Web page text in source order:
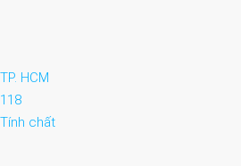
TP. HCM
118
Tính chất